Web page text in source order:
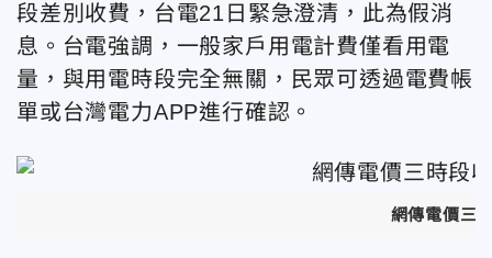
段差別收費，台電21日緊急澄清，此為假消
息。台電強調，一般家戶用電計費僅看用電
量，與用電時段完全無關，民眾可透過電費帳
單或台灣電力APP進行確認。
網傳電價三